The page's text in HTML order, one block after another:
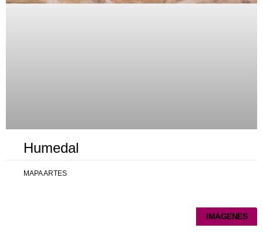
Humedal
MAPA ARTES
IMÁGENES